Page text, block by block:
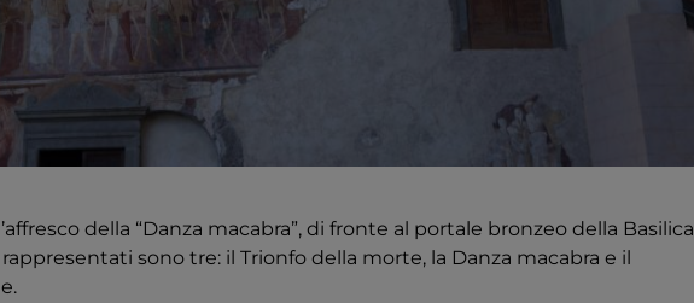
della “Danza macabra”, di fronte al portale bronzeo della Basilica
sono tre: il Trionfo della morte, la Danza macabra e il